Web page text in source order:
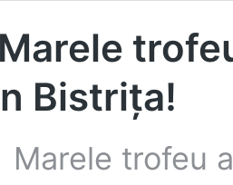
Bistrița!
Marele trofeu